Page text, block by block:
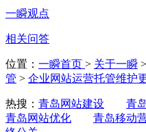
一瞬观点
相关问答
位置： 一瞬首页 > 关于一瞬 >
管 > 企业网站运营托管维护
热搜： 青岛网站建设 青
青岛网站优化
青岛移动